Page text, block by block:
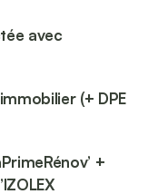
avec
(+ DPE
+